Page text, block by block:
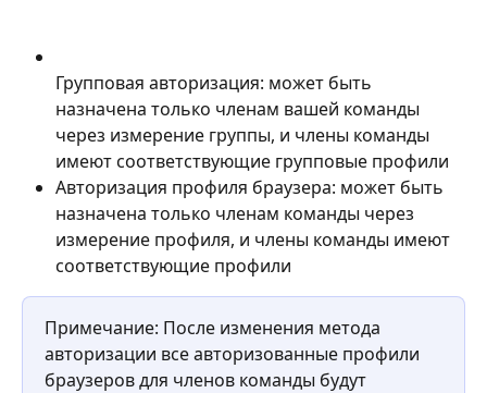
Групповая авторизация: может быть
назначена только членам вашей команды
через измерение группы, и члены команды
имеют соответствующие групповые профили
Авторизация профиля браузера: может быть
назначена только членам команды через
измерение профиля, и члены команды имеют
соответствующие профили
Примечание: После изменения метода
авторизации все авторизованные профили
браузеров для членов команды будут